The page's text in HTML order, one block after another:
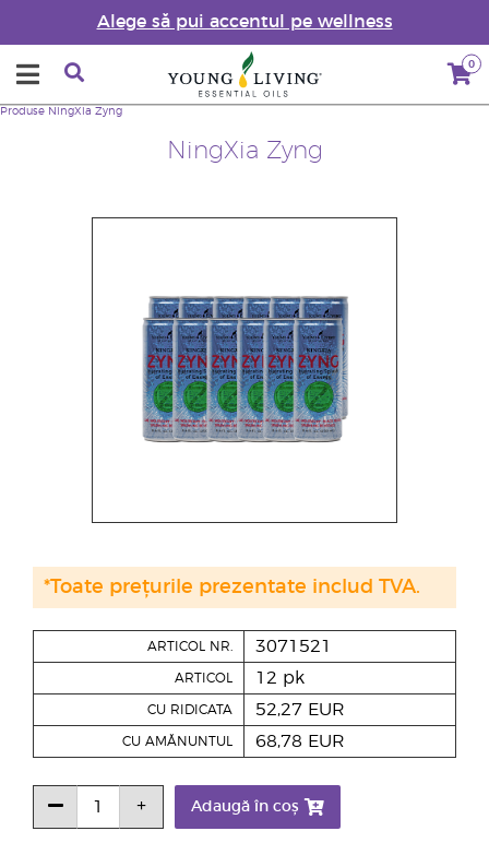
Alege să pui accentul pe wellness
0
NingXia Zyng
Produse NingXia Zyng
ARTICOL NR. 3071521
ARTICOL 12 pk
CU RIDICATA 52,27 EUR
CU AMĂNUNTUL 68,78 EUR
Adaugă în coș
*Toate prețurile prezentate includ TVA.